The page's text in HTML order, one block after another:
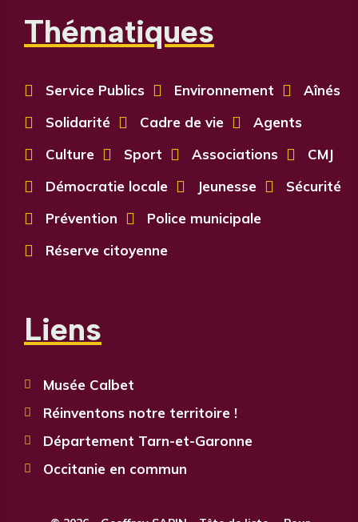
Thématiques
 Service Publics  Environnement  Aînés
 Solidarité  Cadre de vie  Agents
 Culture  Sport  Associations  CMJ
 Démocratie locale  Jeunesse  Sécurité
 Prévention  Police municipale
 Réserve citoyenne
Liens
 Musée Calbet
 Réinventons notre territoire !
 Département Tarn-et-Garonne
 Occitanie en commun